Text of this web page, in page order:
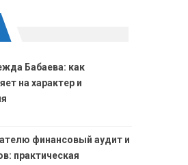
Бабаева: как
на характер и
финансовый аудит и
практическая